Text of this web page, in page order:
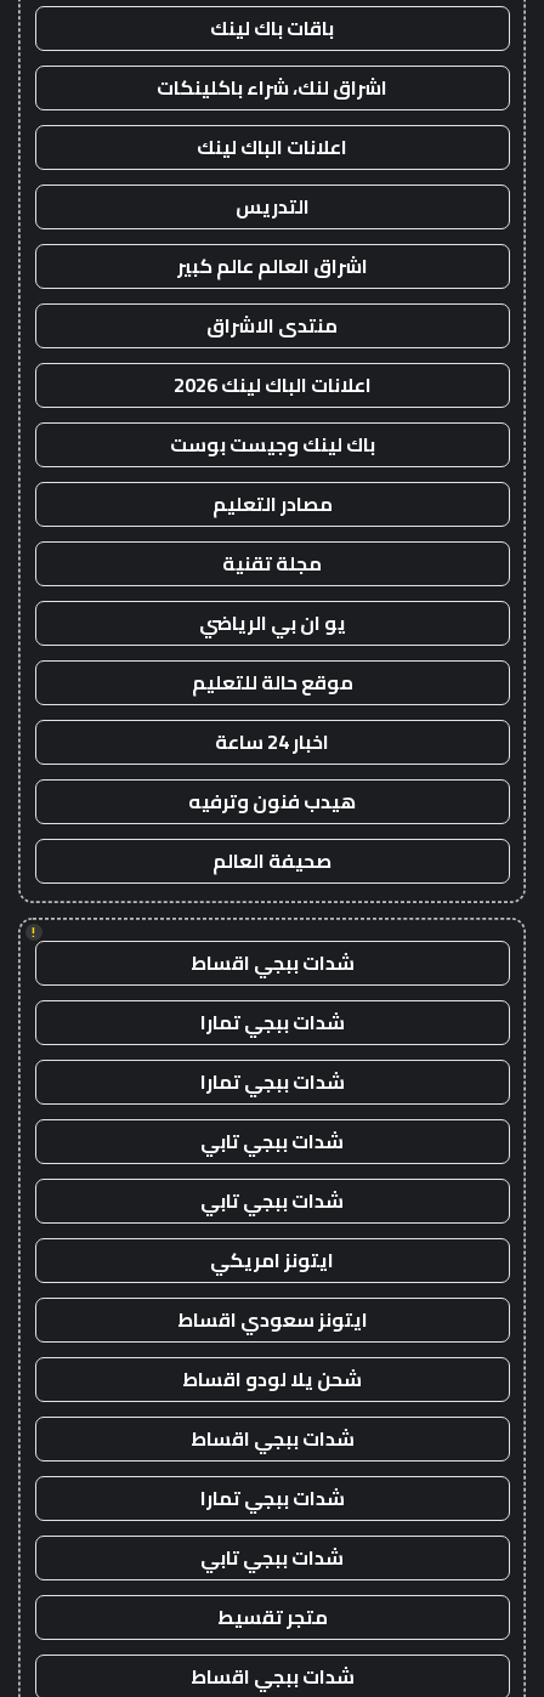
باقات باك لينك
اشراق لنك، شراء باكلينكات
اعلانات الباك لينك
التدريس
اشراق العالم عالم كبير
منتدى الاشراق
اعلانات الباك لينك 2026
باك لينك وجيست بوست
مصادر التعليم
مجلة تقنية
يو ان بي الرياضي
موقع حالة للتعليم
اخبار 24 ساعة
هيدب فنون وترفيه
صحيفة العالم
!
شدات ببجي اقساط
شدات ببجي تمارا
شدات ببجي تمارا
شدات ببجي تابي
شدات ببجي تابي
ايتونز امريكي
ايتونز سعودي اقساط
شحن يلا لودو اقساط
شدات ببجي اقساط
شدات ببجي تمارا
شدات ببجي تابي
متجر تقسيط
شدات ببجي اقساط